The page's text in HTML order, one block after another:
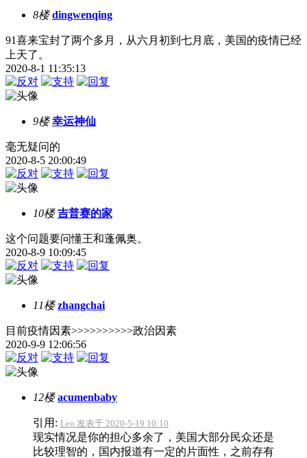
8楼 dingwenqing
91喜来宝封了两个多月，从六月初到七月底，美国的疫情已经
上天了。
2020-8-1 11:35:13
9楼 幸运神仙
毫无疑问的
2020-8-5 20:00:49
10楼 吉普赛的家
这个问题要问懂王和蓬佩奥。
2020-8-9 10:09:45
11楼 zhangchai
目前疫情因素>>>>>>>>>>政治因素
2020-9-9 12:06:56
12楼 acumenbaby
引用: Leo 发表于 2020-5-19 10:10
现实情况是你的担心多余了，美国大部分民众还是
比较理智的，国内报道有一定的片面性，之前存有